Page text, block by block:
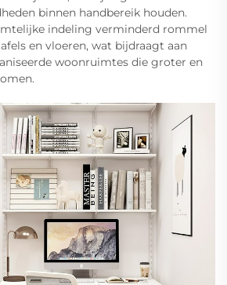
binnen handbereik houden.
indeling verminderd rommel
en vloeren, wat bijdraagt aan
woonruimtes die groter en